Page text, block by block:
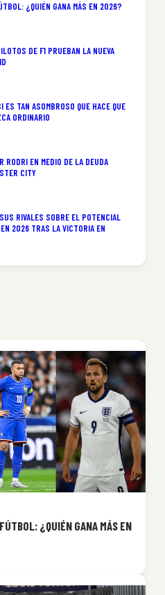
¿QUIÉN GANA MÁS EN 2026?
DE F1 PRUEBAN LA NUEVA
ES TAN ASOMBROSO QUE HACE QUE
ORDINARIO
RODRI EN MEDIO DE LA DEUDA
CITY
RIVALES SOBRE EL POTENCIAL
2026 TRAS LA VICTORIA EN
¿QUIÉN GANA MÁS EN